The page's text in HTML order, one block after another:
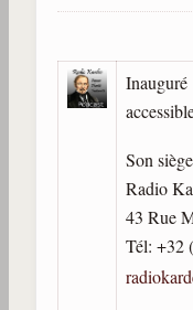
Son
Radio
43 Rue
Tél: +32